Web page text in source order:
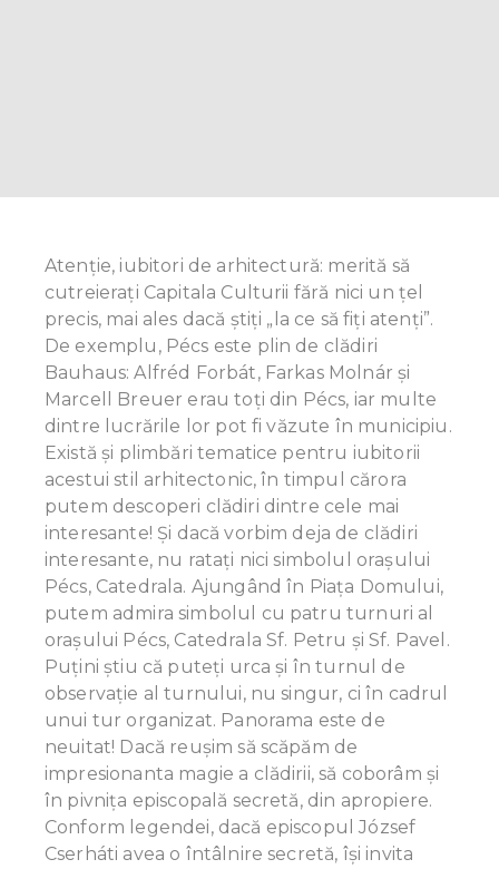
Atenție, iubitori de arhitectură: merită să
cutreieraţi Capitala Culturii fără nici un ţel
precis, mai ales dacă știţi „la ce să fiţi atenți”.
De exemplu, Pécs este plin de clădiri
Bauhaus: Alfréd Forbát, Farkas Molnár și
Marcell Breuer erau toţi din Pécs, iar multe
dintre lucrările lor pot fi văzute în municipiu.
Există și plimbări tematice pentru iubitorii
acestui stil arhitectonic, în timpul cărora
putem descoperi clădiri dintre cele mai
interesante! Și dacă vorbim deja de clădiri
interesante, nu ratați nici simbolul oraşului
Pécs, Catedrala. Ajungând în Piața Domului,
putem admira simbolul cu patru turnuri al
orașului Pécs, Catedrala Sf. Petru și Sf. Pavel.
Puțini știu că puteți urca și în turnul de
observație al turnului, nu singur, ci în cadrul
unui tur organizat. Panorama este de
neuitat! Dacă reuşim să scăpăm de
impresionanta magie a clădirii, să coborâm și
în pivnița episcopală secretă, din apropiere.
Conform legendei, dacă episcopul József
Cserháti avea o întâlnire secretă, își invita